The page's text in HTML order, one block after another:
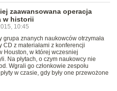
zaawansowana operacja
w historii
10:45
grupa znanych naukowców otrzymała
CD z materiałami z konferencji
Houston, w której wczesniej
Na płytach, o czym naukowcy nie
Wgrali go członkowie zespołu
w czasie, gdy były one przewożone